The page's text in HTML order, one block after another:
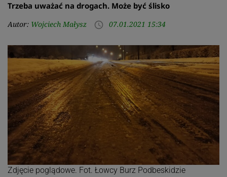
Trzeba uważać na drogach. Może być ślisko
Autor: Wojciech Małysz access_time 07.01.2021 15:34
Zdjęcie poglądowe. Fot. Łowcy Burz Podbeskidzie